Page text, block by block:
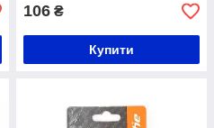
106 ₴
Купити